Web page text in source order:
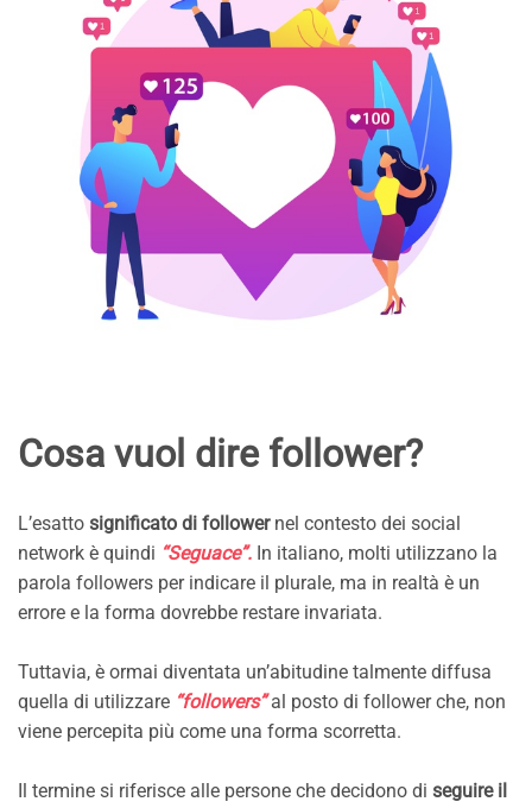
Cosa vuol dire follower?
L’esatto significato di followernel contesto dei social
network è quindi “Seguace”. In italiano, molti utilizzano la
parola followers per indicare il plurale, ma in realtà è un
errore e la forma dovrebbe restare invariata.
Tuttavia, è ormai diventata un’abitudine talmente diffusa
quella di utilizzare “followers”al posto di follower che, non
viene percepita più come una forma scorretta.
Il termine si riferisce alle persone che decidono di seguire il